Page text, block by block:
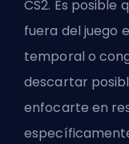
CS2. Es
fuera del juego
temporal o
descartar
enfocarte en